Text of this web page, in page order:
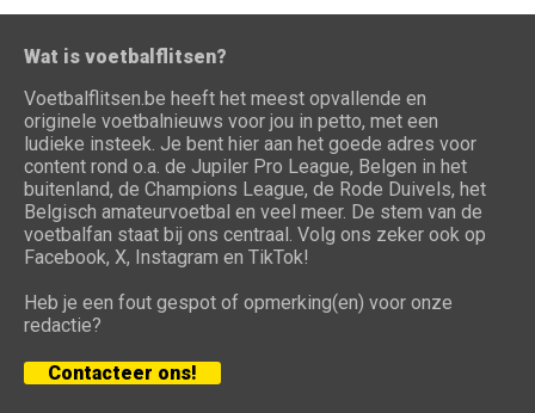
Wat is voetbalflitsen?
Voetbalflitsen.be heeft het meest opvallende en
originele voetbalnieuws voor jou in petto, met een
ludieke insteek. Je bent hier aan het goede adres voor
content rond o.a. de Jupiler Pro League, Belgen in het
buitenland, de Champions League, de Rode Duivels, het
Belgisch amateurvoetbal en veel meer. De stem van de
voetbalfan staat bij ons centraal. Volg ons zeker ook op
Facebook, X, Instagram en TikTok!
Heb je een fout gespot of opmerking(en) voor onze
redactie?
Contacteer ons!